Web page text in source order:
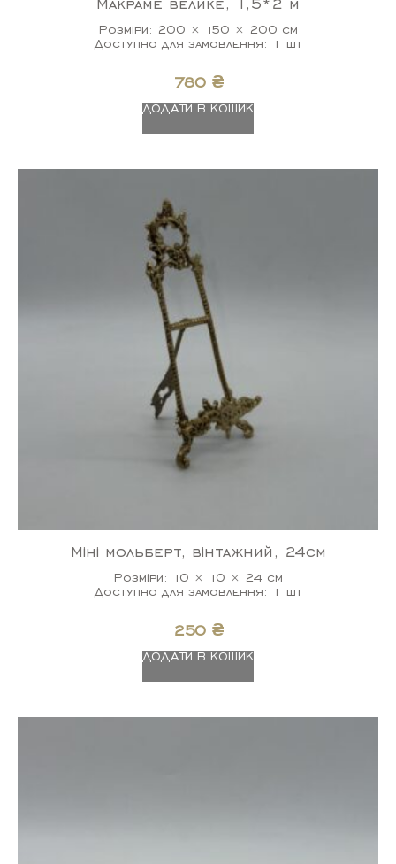
Розміри: 200 × 150 × 200 см
Доступно для замовлення: 1 шт
780 ₴
ДОДАТИ В КОШИК
Міні мольберт, вінтажний, 24см
Розміри: 10 × 10 × 24 см
Доступно для замовлення: 1 шт
250 ₴
ДОДАТИ В КОШИК